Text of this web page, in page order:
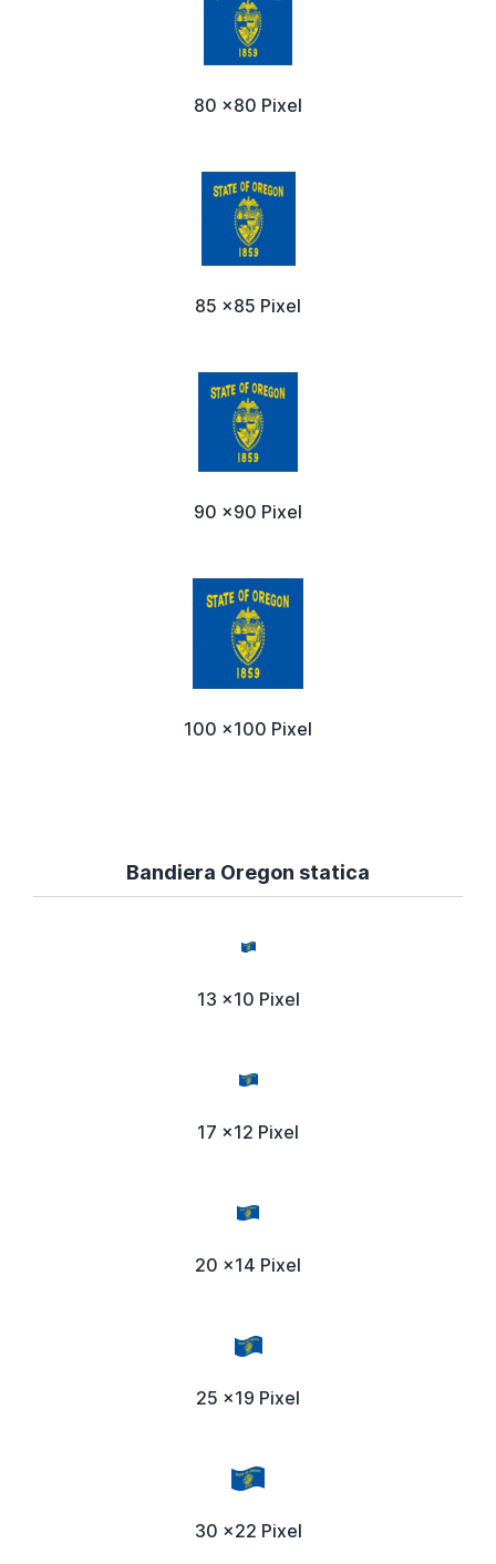
80 x80 Pixel
85 x85 Pixel
90 x90 Pixel
100 x100 Pixel
Bandiera Oregon statica
13 x10 Pixel
17 x12 Pixel
20 x14 Pixel
25 x19 Pixel
30 x22 Pixel